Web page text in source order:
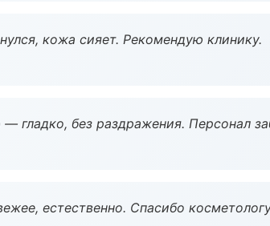
кожа сияет. Рекомендую клинику.
гладко, без раздражения. Персонал
естественно. Спасибо